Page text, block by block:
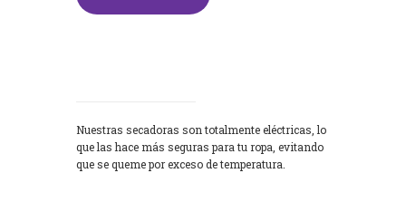
Nuestras secadoras son totalmente eléctricas, lo
que las hace más seguras para tu ropa, evitando
que se queme por exceso de temperatura.